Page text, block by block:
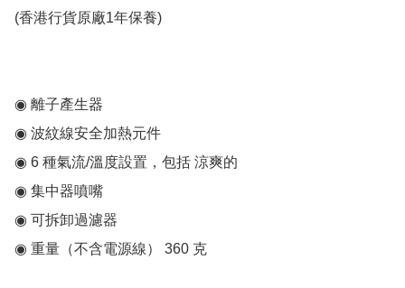
(香港行貨原廠1年保養)
◉ 離子產生器
◉ 波紋線安全加熱元件
◉ 6 種氣流/溫度設置，包括 涼爽的
◉ 集中器噴嘴
◉ 可拆卸過濾器
◉ 重量（不含電源線） 360 克